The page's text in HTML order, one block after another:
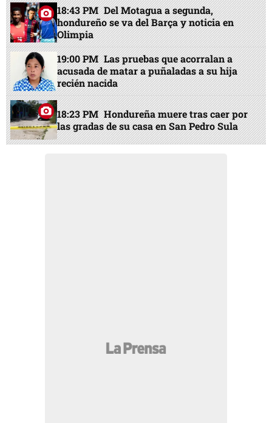
18:43 PM Del Motagua a segunda,
hondureño se va del Barça y noticia en
Olimpia
19:00 PM Las pruebas que acorralan a
acusada de matar a puñaladas a su hija
recién nacida
18:23 PM Hondureña muere tras caer por
las gradas de su casa en San Pedro Sula